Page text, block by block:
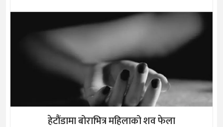
हेटौंडामा बोराभित्र महिलाको शव फेला